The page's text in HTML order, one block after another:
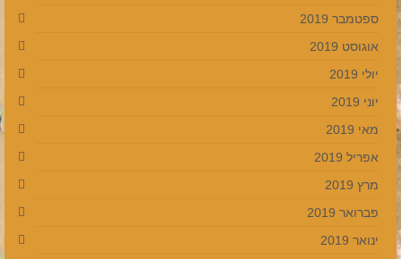
ספטמבר 2019
אוגוסט 2019
יולי 2019
יוני 2019
מאי 2019
אפריל 2019
מרץ 2019
פברואר 2019
ינואר 2019